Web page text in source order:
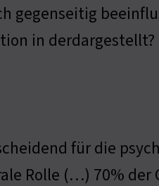
gegenseitig
in derdargestellt?
für die
Rolle (…) 70%